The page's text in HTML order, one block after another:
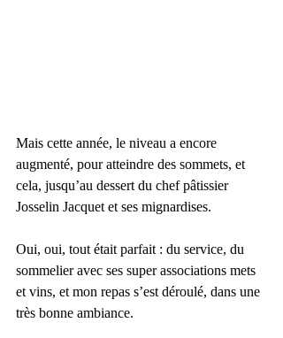
Mais cette année, le niveau a encore
augmenté, pour atteindre des sommets, et
cela, jusqu’au dessert du chef pâtissier
Josselin Jacquet et ses mignardises.
Oui, oui, tout était parfait : du service, du
sommelier avec ses super associations mets
et vins, et mon repas s’est déroulé, dans une
très bonne ambiance.